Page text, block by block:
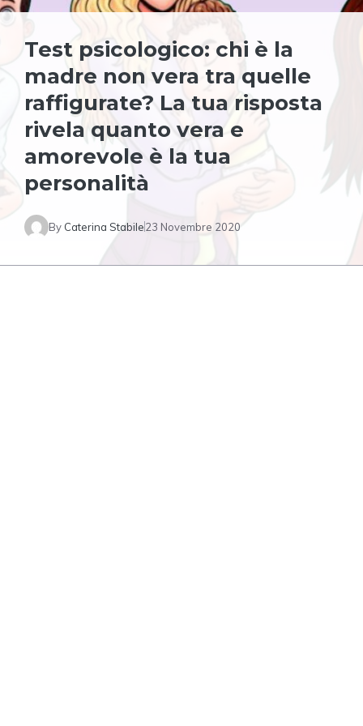
Test psicologico: chi è la
madre non vera tra quelle
raffigurate? La tua risposta
rivela quanto vera e
amorevole è la tua
personalità
By Caterina Stabile23 Novembre 2020